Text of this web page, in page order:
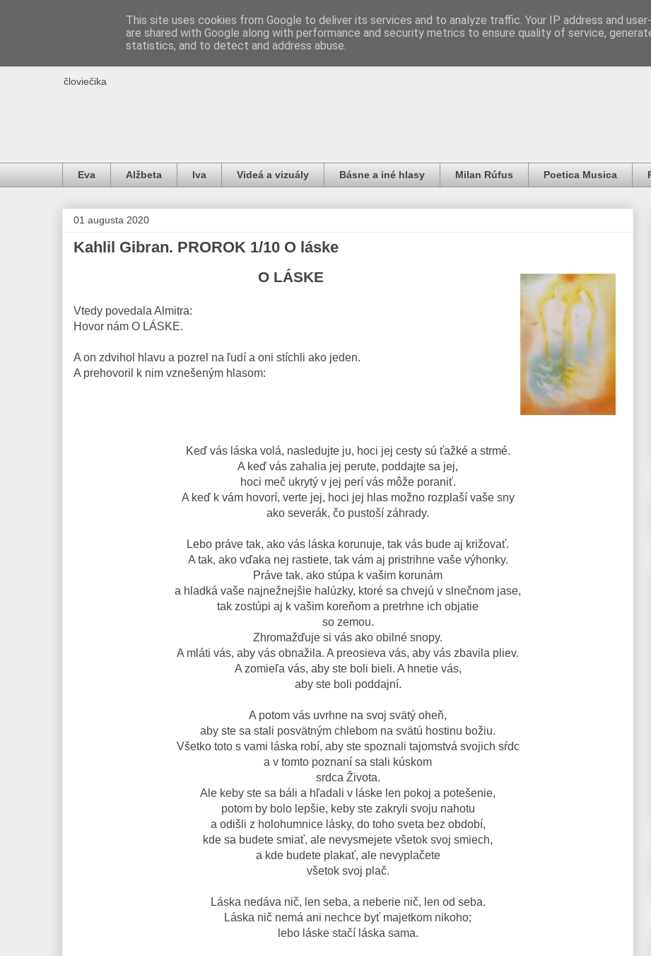
IDE O ŽIVOT
človiečika
Eva Alžbeta Iva Videá a vizuály Básne a iné hlasy Milan Rúfus Poetica Musica
01 augusta 2020
Kahlil Gibran. PROROK 1/10 O láske
O LÁSKE
Vtedy povedala Almitra:
Hovor nám O LÁSKE.
A on zdvihol hlavu a pozrel na ľudí a oni stíchli ako jeden.
A prehovoril k nim vznešeným hlasom:
Keď vás láska volá, nasledujte ju, hoci jej cesty sú ťažké a strmé.
A keď vás zahalia jej perute, poddajte sa jej,
hoci meč ukrytý v jej perí vás môže poraniť.
A keď k vám hovorí, verte jej, hoci jej hlas možno rozplaší vaše sny
ako severák, čo pustoší záhrady.
Lebo práve tak, ako vás láska korunuje, tak vás bude aj križovať.
A tak, ako vďaka nej rastiete, tak vám aj pristrihne vaše výhonky.
Práve tak, ako stúpa k vašim korunám
a hladká vaše najnežnejšie halúzky, ktoré sa chvejú v slnečnom jase,
tak zostúpi aj k vašim koreňom a pretrhne ich objatie
so zemou.
Zhromažďuje si vás ako obilné snopy.
A mláti vás, aby vás obnažila. A preosieva vás, aby vás zbavila pliev.
A zomieľa vás, aby ste boli bieli. A hnetie vás,
aby ste boli poddajní.
A potom vás uvrhne na svoj svätý oheň,
aby ste sa stali posvätným chlebom na svätú hostinu božiu.
Všetko toto s vami láska robí, aby ste spoznali tajomstvá svojich sŕdc
a v tomto poznaní sa stali kúskom
srdca Života.
Ale keby ste sa báli a hľadali v láske len pokoj a potešenie,
potom by bolo lepšie, keby ste zakryli svoju nahotu
a odišli z holohumnice lásky, do toho sveta bez období,
kde sa budete smiať, ale nevysmejete všetok svoj smiech,
a kde budete plakať, ale nevyplačete
všetok svoj plač.
Láska nedáva nič, len seba, a neberie nič, len od seba.
Láska nič nemá ani nechce byť majetkom nikoho;
lebo láske stačí láska sama.
This site uses cookies from Google to deliver its services and to analyze traffic. Your IP address and
are shared with Google along with performance and security metrics to ensure quality of service,
statistics, and to detect and address abuse.